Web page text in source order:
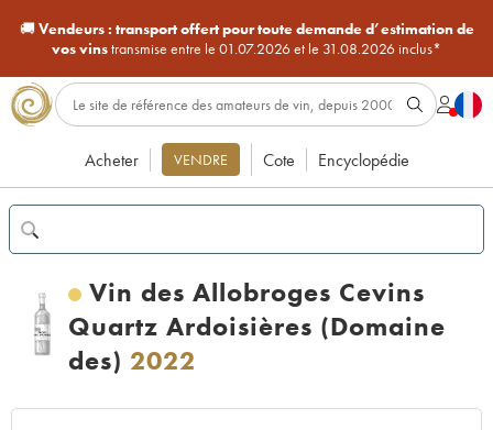
🚚Vendeurs : transport offert pour toute demande d’estimation de
vos vinstransmise entre le 01.07.2026 et le 31.08.2026 inclus*
Acheter VENDRE Cote Encyclopédie
Vin des Allobroges Cevins
Quartz Ardoisières (Domaine
des) 2022